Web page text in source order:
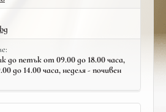
до петък от 09.00 до 18.00 часа,
до 14.00 часа, неделя - почивен